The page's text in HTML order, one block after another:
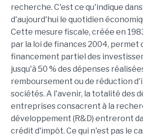
recherche. C'est ce qu'indique
d'aujourd'hui le quotidien
Cette mesure fiscale, créée en
par la loi de finances 2004, permet
financement partiel des
jusqu'à 50 % des dépenses
remboursement ou de réduction
sociétés. A l'avenir, la totalité des
entreprises consacrent à la
développement (R&D) entreront
crédit d'impôt. Ce qui n'est pas le